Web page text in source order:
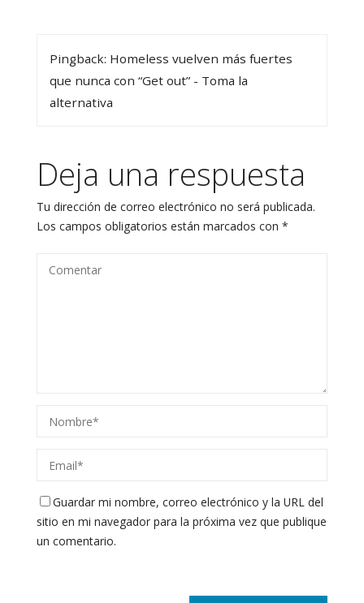
Pingback: Homeless vuelven más fuertes
que nunca con “Get out” - Toma la
alternativa
Deja una respuesta
Tu dirección de correo electrónico no será publicada.
Los campos obligatorios están marcados con *
Guardar mi nombre, correo electrónico y la URL del
sitio en mi navegador para la próxima vez que publique
un comentario.